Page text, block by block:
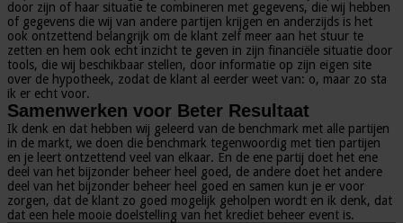
door zijn of haar situatie te combineren met gegevens, die wij hebben
of gegevens die wij van andere partijen krijgen en anderzijds is het
ook ontzettend belangrijk om de klant zelf meer aan het stuur te
zetten en hem ook echt inzicht te geven in zijn financiële situatie door
tools, die wij beschikbaar stellen, door informatie op zijn eigen site
over de hypotheek, zodat de klant al eerder weet van: o, maar zo sta
ik er echt voor.
Samenwerken voor Beter Resultaat
Ik denk en dat hebben wij geleerd van de benchmark met alle partijen
in de markt, we doen die benchmark tegenwoordig met tien partijen
en je leert ontzettend veel van elkaar. En de ene partij doet het ene
deel van het bijzonder beheer heel goed, de andere doet het andere
deel van het bijzonder beheer heel goed en samen kun je er voor
zorgen, dat de klant zo goed mogelijk geholpen wordt en ik denk, dat
dat een hele mooie doelstelling van het krediet beheer event is.